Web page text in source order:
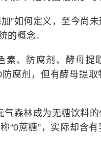
”如何定义，至今尚未
的概念。
素、防腐剂、酵母提
腐剂，但有酵母提取
气森林成为无糖饮料
“0蔗糖”，实际却含